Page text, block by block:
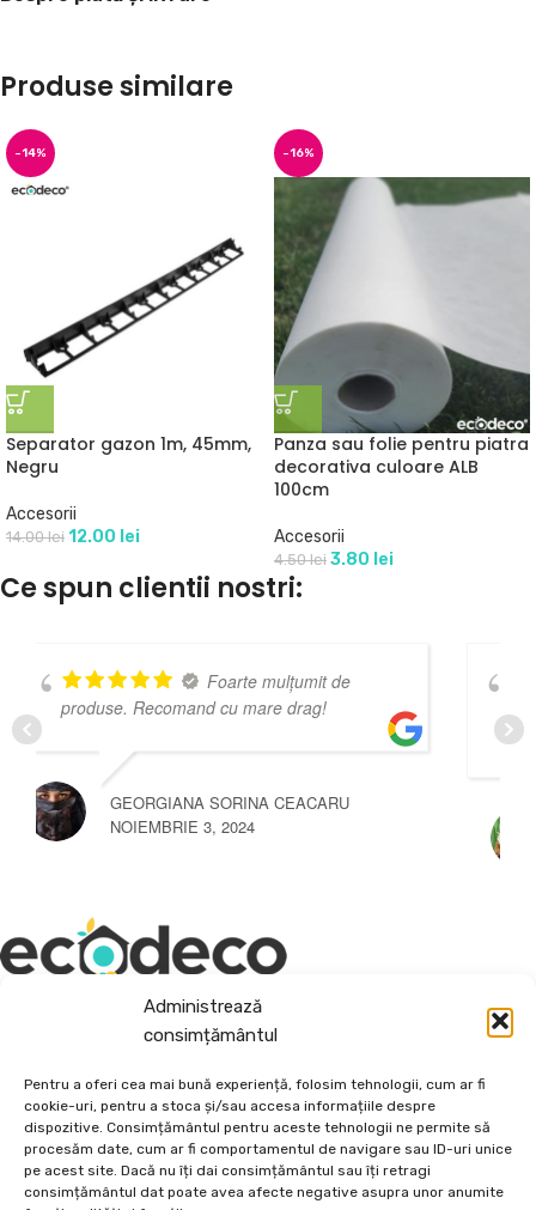
Administrează
consimțământul
Pentru a oferi cea mai bună experiență, folosim tehnologii, cum ar fi
cookie-uri, pentru a stoca și/sau accesa informațiile despre
dispozitive. Consimțământul pentru aceste tehnologii ne permite să
procesăm date, cum ar fi comportamentul de navigare sau ID-uri unice
pe acest site. Dacă nu îți dai consimțământul sau îți retragi
consimțământul dat poate avea afecte negative asupra unor anumite
Produse similare
-14%
Separator gazon 1m, 45mm,
Negru
Accesorii
14.00lei 12.00 lei
-16%
Panza sau folie pentru piatra
decorativa culoare ALB
100cm
Accesorii
4.50lei 3.80 lei
Ce spun clientii nostri:
mulțumit de
drag!
CEACARU
Super preț ,
calitate . Incanta de produsele
Craiova . Diversitate și
Depozit En-Gross și En-Detail
Piatră Decorativă și Plante Ornamentale
Preturi accesibile, calitate si diversitate.
DE 70, vis-a-vis de Termo Ișalnița, Craiova, Dolj, Romania